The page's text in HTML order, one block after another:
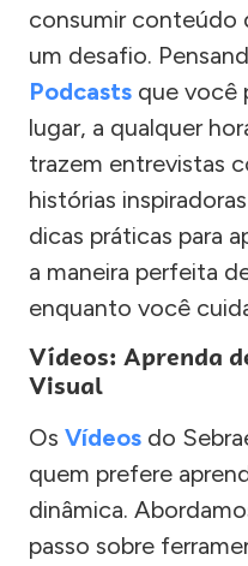
consumir conteúdo
um desafio.
Podcasts que você
lugar, a qualquer
trazem entrevistas
histórias
dicas práticas para
a maneira perfeita
enquanto você
Vídeos: Aprenda
Visual
Os Vídeos do
quem prefere
dinâmica.
passo sobre